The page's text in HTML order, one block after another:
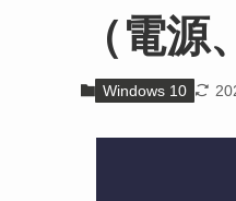
（電
Windows 10